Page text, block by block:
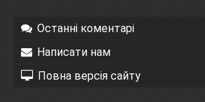
Останні коментарі
Написати нам
Повна версія сайту